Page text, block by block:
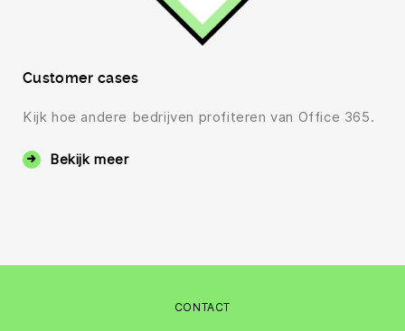
Customer cases
Kijk hoe andere bedrijven profiteren van Office 365.
Bekijk meer
CONTACT